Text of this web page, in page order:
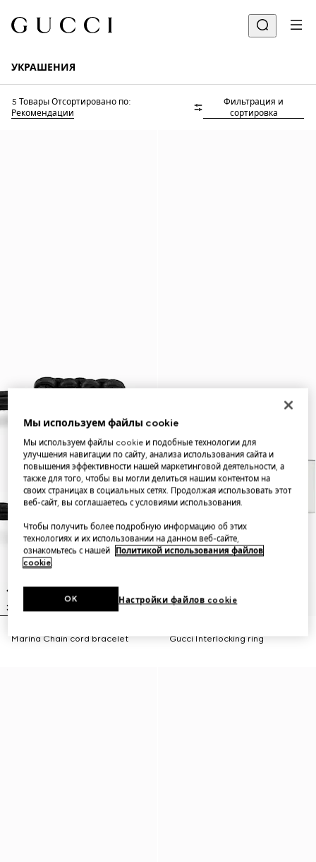
УКРАШЕНИЯ
5 Товары Отсортировано по:
Рекомендации
Фильтрация и
сортировка
Marina Chain cord bracelet Gucci Interlocking ring
Мы используем файлы cookie
Мы используем файлы cookie и подобные технологии для
улучшения навигации по сайту, анализа использования сайта и
повышения эффективности нашей маркетинговой деятельности, а
также для того, чтобы вы могли делиться нашим контентом на
своих страницах в социальных сетях. Продолжая использовать этот
веб-сайт, вы соглашаетесь с условиями использования.
Чтобы получить более подробную информацию об этих
технологиях и их использовании на данном веб-сайте,
ознакомьтесь с нашей
Политикой использования файлов
cookie.
Настройки файлов cookie
OK